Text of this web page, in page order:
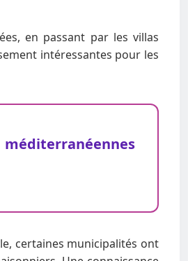
en passant par les villas
intéressantes pour les
certaines municipalités ont